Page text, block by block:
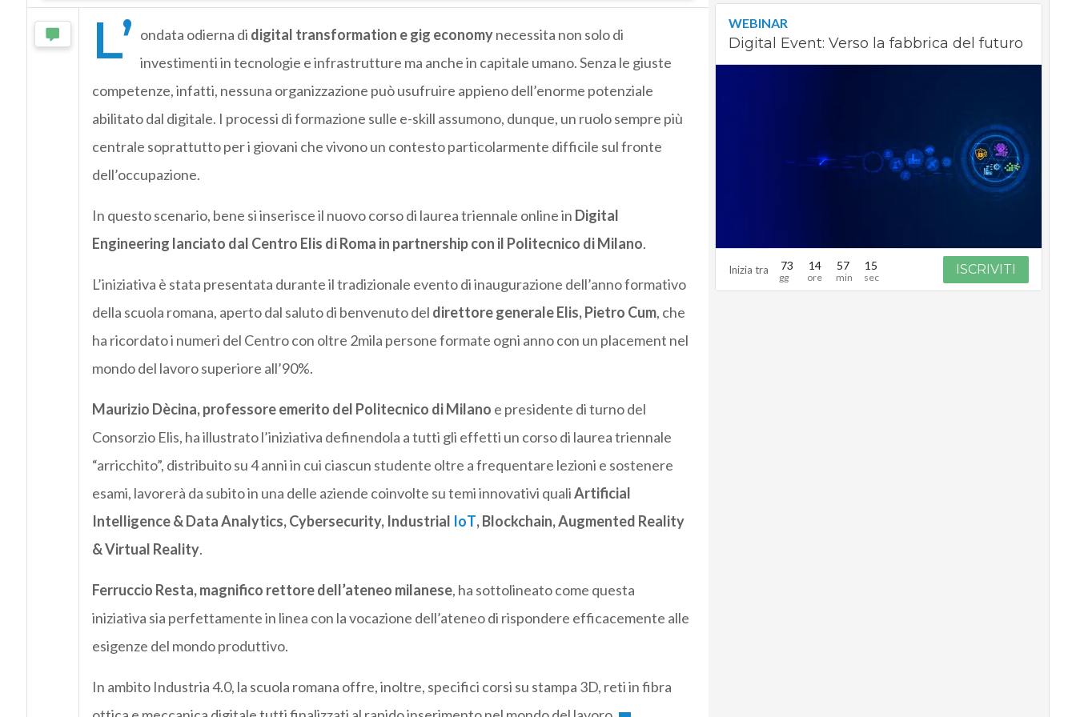
L’ ondata odierna di digital transformation e gig economynecessita non solo di
investimenti in tecnologie e infrastrutture ma anche in capitale umano. Senza le giuste
competenze, infatti, nessuna organizzazione può usufruire appieno dell’enorme potenziale
abilitato dal digitale. I processi di formazione sulle e-skill assumono, dunque, un ruolo sempre più
centrale soprattutto per i giovani che vivono un contesto particolarmente difficile sul fronte
dell’occupazione.
In questo scenario, bene si inserisce il nuovo corso di laurea triennale online in Digital
Engineering lanciato dal Centro Elis di Roma in partnership con il Politecnico di Milano.
L’iniziativa è stata presentata durante il tradizionale evento di inaugurazione dell’anno formativo
della scuola romana, aperto dal saluto di benvenuto del direttore generale Elis, Pietro Cum, che
ha ricordato i numeri del Centro con oltre 2mila persone formate ogni anno con un placement nel
mondo del lavoro superiore all’90%.
Maurizio Dècina, professore emerito del Politecnico di Milano e presidente di turno del
Consorzio Elis, ha illustrato l’iniziativa definendola a tutti gli effetti un corso di laurea triennale
“arricchito”, distribuito su 4 anni in cui ciascun studente oltre a frequentare lezioni e sostenere
esami, lavorerà da subito in una delle aziende coinvolte su temi innovativi qualiArtificial
Intelligence & Data Analytics, Cybersecurity, Industrial IoT, Blockchain, Augmented Reality
& Virtual Reality.
Ferruccio Resta, magnifico rettore dell’ateneo milanese, ha sottolineato come questa
iniziativa sia perfettamente in linea con la vocazione dell’ateneo di rispondere efficacemente alle
esigenze del mondo produttivo.
In ambito Industria 4.0, la scuola romana offre, inoltre, specifici corsi su stampa 3D, reti in fibra
WEBINAR
Digital Event: Verso la fabbrica del futuro
Inizia tra 73 14 57 14 ISCRIVITI